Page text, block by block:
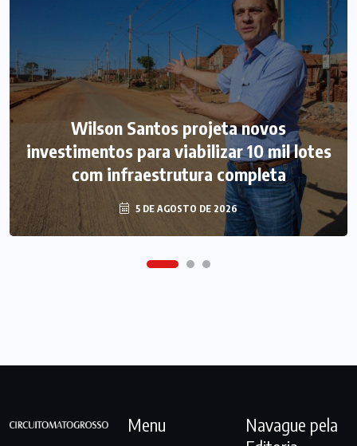
Wilson Santos projeta novos
investimentos para viabilizar 10 mil lotes
com infraestrutura completa
5 DE AGOSTO DE 2026
Menu
Navague pela